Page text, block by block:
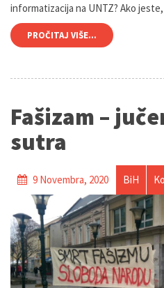
informatizacija na UNTZ? Ako
PROČITAJ VIŠE...
Fašizam –
sutra
9 Novembra, 2020 BiH